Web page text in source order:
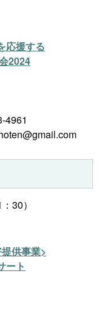
応援する
2024
4961
30）
供事業>
ート